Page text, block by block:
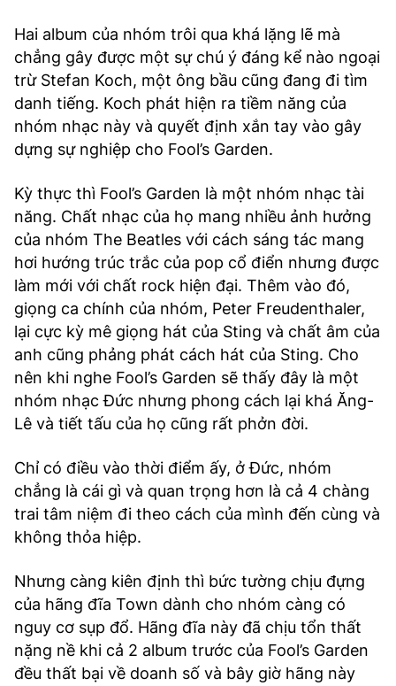
Hai album của nhóm trôi qua khá lặng lẽ mà
chẳng gây được một sự chú ý đáng kể nào ngoại
trừ Stefan Koch, một ông bầu cũng đang đi tìm
danh tiếng. Koch phát hiện ra tiềm năng của
nhóm nhạc này và quyết định xắn tay vào gây
dựng sự nghiệp cho Fool’s Garden.
Kỳ thực thì Fool’s Garden là một nhóm nhạc tài
năng. Chất nhạc của họ mang nhiều ảnh hưởng
của nhóm The Beatles với cách sáng tác mang
hơi hướng trúc trắc của pop cổ điển nhưng được
làm mới với chất rock hiện đại. Thêm vào đó,
giọng ca chính của nhóm, Peter Freudenthaler,
lại cực kỳ mê giọng hát của Sting và chất âm của
anh cũng phảng phát cách hát của Sting. Cho
nên khi nghe Fool’s Garden sẽ thấy đây là một
nhóm nhạc Đức nhưng phong cách lại khá Ăng-
Lê và tiết tấu của họ cũng rất phởn đời.
Chỉ có điều vào thời điểm ấy, ở Đức, nhóm
chẳng là cái gì và quan trọng hơn là cả 4 chàng
trai tâm niệm đi theo cách của mình đến cùng và
không thỏa hiệp.
Nhưng càng kiên định thì bức tường chịu đựng
của hãng đĩa Town dành cho nhóm càng có
nguy cơ sụp đổ. Hãng đĩa này đã chịu tổn thất
nặng nề khi cả 2 album trước của Fool’s Garden
đều thất bại về doanh số và bây giờ hãng này